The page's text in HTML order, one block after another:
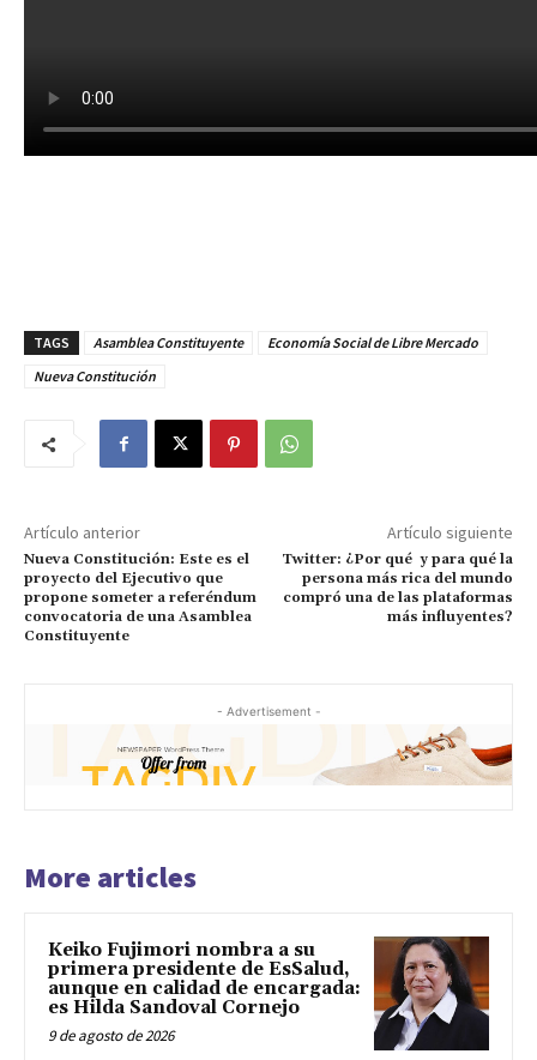
TAGS Asamblea Constituyente
Economía Social de Libre Mercado
Nueva Constitución
Artículo anterior
Nueva Constitución: Este es el
proyecto del Ejecutivo que
propone someter a referéndum
convocatoria de una Asamblea
Constituyente
Artículo siguiente
Twitter: ¿Por qué y para qué la
persona más rica del mundo
compró una de las plataformas
más influyentes?
- Advertisement -
More articles
Keiko Fujimori nombra a su
primera presidente de EsSalud,
aunque en calidad de encargada:
es Hilda Sandoval Cornejo
9 de agosto de 2026